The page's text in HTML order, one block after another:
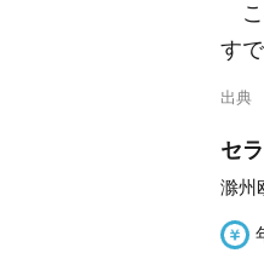
こ
す
出典
セ
滁州